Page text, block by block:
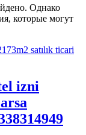
Однако
которые могут
izni